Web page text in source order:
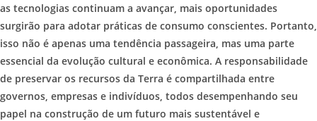
as tecnologias continuam a avançar, mais oportunidades
surgirão para adotar práticas de consumo conscientes. Portanto,
isso não é apenas uma tendência passageira, mas uma parte
essencial da evolução cultural e econômica. A responsabilidade
de preservar os recursos da Terra é compartilhada entre
governos, empresas e indivíduos, todos desempenhando seu
papel na construção de um futuro mais sustentável e